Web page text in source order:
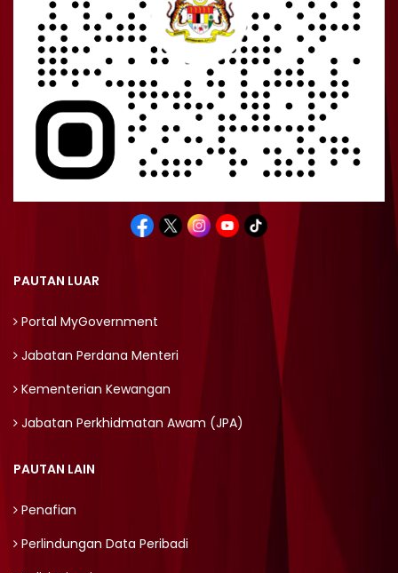
PAUTAN LUAR
Portal MyGovernment
Jabatan Perdana Menteri
Kementerian Kewangan
Jabatan Perkhidmatan Awam (JPA)
PAUTAN LAIN
Penafian
Perlindungan Data Peribadi